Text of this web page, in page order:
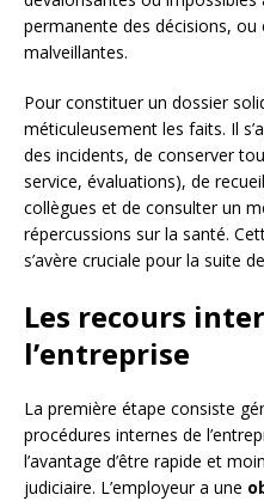
permanente des décisions,
malveillantes.
Pour constituer un dossier
méticuleusement les faits. Il
des incidents, de conserver
service, évaluations), de
collègues et de consulter un
répercussions sur la santé.
s’avère cruciale pour la suite
Les recours
l’entreprise
La première étape consiste
procédures internes de
l’avantage d’être rapide et
judiciaire. L’employeur a une